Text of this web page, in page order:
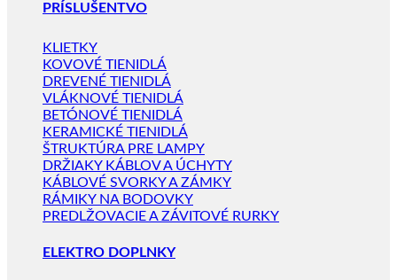
PRÍSLUŠENTVO
KLIETKY
KOVOVÉ TIENIDLÁ
DREVENÉ TIENIDLÁ
VLÁKNOVÉ TIENIDLÁ
BETÓNOVÉ TIENIDLÁ
KERAMICKÉ TIENIDLÁ
ŠTRUKTÚRA PRE LAMPY
DRŽIAKY KÁBLOV A ÚCHYTY
KÁBLOVÉ SVORKY A ZÁMKY
RÁMIKY NA BODOVKY
PREDLŽOVACIE A ZÁVITOVÉ RURKY
ELEKTRO DOPLNKY